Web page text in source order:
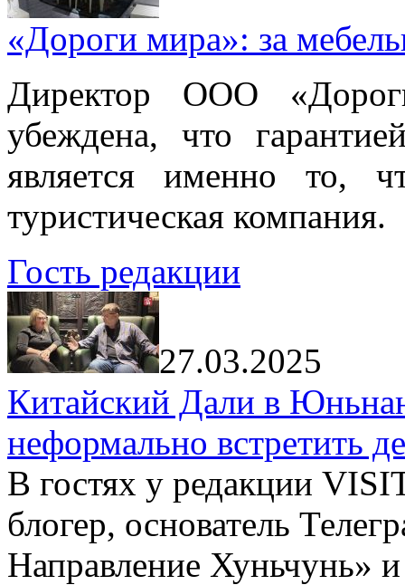
«Дороги мира»: за
Директор ООО
убеждена, что
является именно то,
туристическая компания.
Гость редакции
27.03.2025
Китайский Дали в
неформально встретить
В гостях у редакции
блогер, основатель
Направление Хуньчунь»